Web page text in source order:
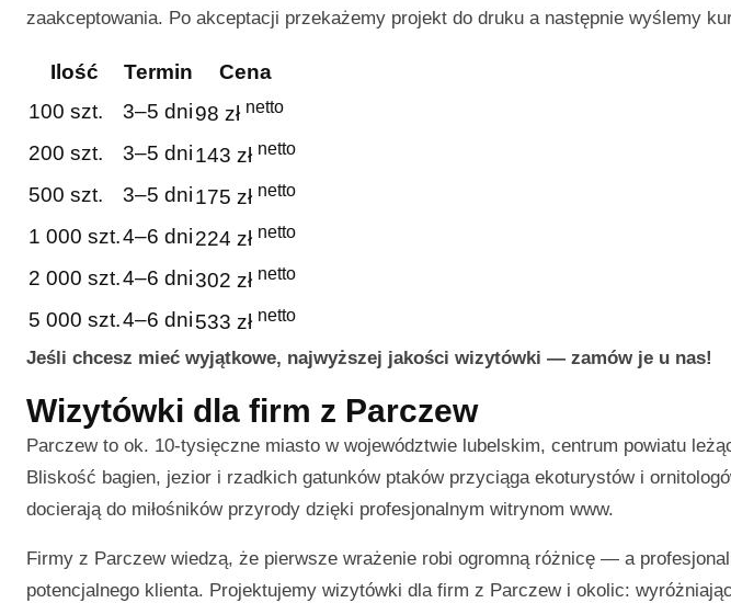
zaakceptowania. Po akceptacji przekażemy projekt do druku a następnie wyślemy
Ilość Termin
Cena
100 szt.
3–5 dni98 zł netto
200 szt. 3–5 dni143 zł netto
500 szt. 3–5 dni175 zł netto
1 000 szt.4–6 dni224 zł netto
2 000 szt.4–6 dni302 zł netto
5 000 szt.4–6 dni533 zł netto
Jeśli chcesz mieć wyjątkowe, najwyższej jakości wizytówki — zamów je u nas!
Wizytówki dla firm z Parczew
Parczew to ok. 10-tysięczne miasto w województwie lubelskim, centrum powiatu
Bliskość bagien, jezior i rzadkich gatunków ptaków przyciąga ekoturystów i
docierają do miłośników przyrody dzięki profesjonalnym witrynom www.
Firmy z Parczew wiedzą, że pierwsze wrażenie robi ogromną różnicę — a
potencjalnego klienta. Projektujemy wizytówki dla firm z Parczew i okolic: